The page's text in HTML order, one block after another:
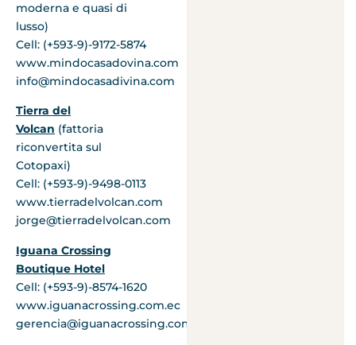
moderna e quasi di
lusso)
Cell: (+593-9)-9172-5874
www.mindocasadovina.com
info@mindocasadivina.com
Tierra del
Volcan (fattoria
riconvertita sul
Cotopaxi)
Cell: (+593-9)-9498-0113
www.tierradelvolcan.com
jorge@tierradelvolcan.com
Iguana Crossing
Boutique Hotel
Cell: (+593-9)-8574-1620
www.iguanacrossing.com.ec
gerencia@iguanacrossing.com.ec